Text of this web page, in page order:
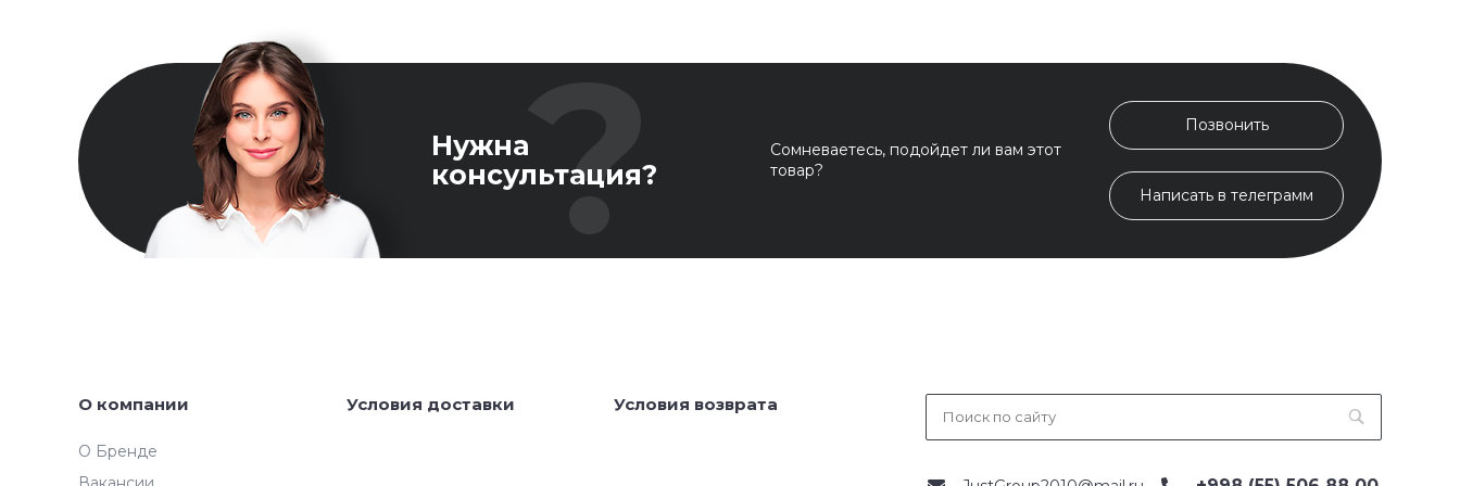
Нужна
консультация?
Сомневаетесь, подойдет ли вам этот
товар?
Позвонить
Написать в телеграмм
О компании
О Бренде
Условия доставки Условия возврата